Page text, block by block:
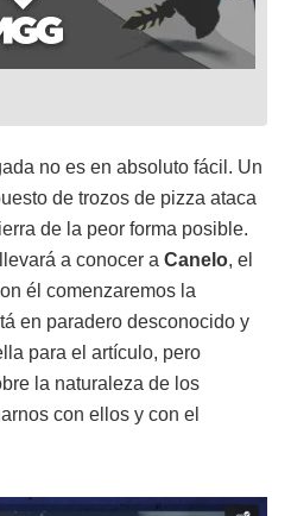
no es en absoluto fácil. Un
de trozos de pizza ataca
de la peor forma posible.
a conocer a Canelo, el
él comenzaremos la
en paradero desconocido y
para el artículo, pero
la naturaleza de los
con ellos y con el